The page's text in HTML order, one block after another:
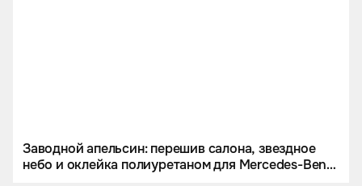
Заводной апельсин: перешив салона, звездное
небо и оклейка полиуретаном для Mercedes-Benz